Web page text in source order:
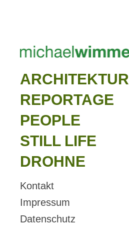
ARCHITEKTUR
REPORTAGE
PEOPLE
STILL LIFE
DROHNE
Kontakt
Impressum
Datenschutz